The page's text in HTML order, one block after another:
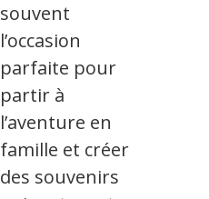
souvent
l’occasion
parfaite pour
partir à
l’aventure en
famille et créer
des souvenirs